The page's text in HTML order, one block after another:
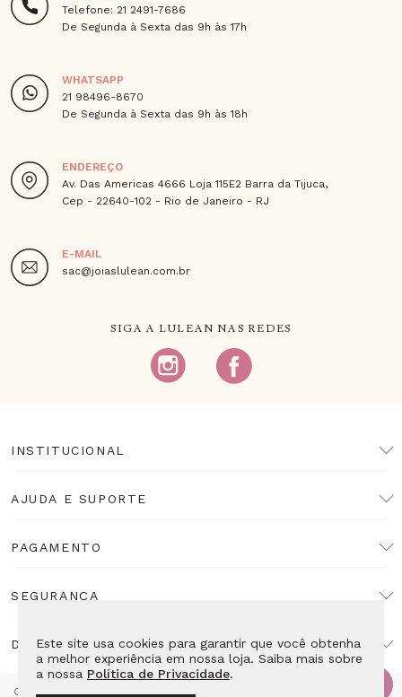
Este site usa cookies para garantir que você obtenha
a melhor experiência em nossa loja. Saiba mais sobre
a nossa Política de Privacidade.
Telefone: 21 2491-7686
De Segunda à Sexta das 9h às 17h
WHATSAPP
21 98496-8670
De Segunda à Sexta das 9h às 18h
ENDEREÇO
Av. Das Americas 4666 Loja 115E2 Barra da Tijuca,
Cep - 22640-102 - Rio de Janeiro - RJ
E-MAIL
sac@joiaslulean.com.br
SIGA A LULEAN NAS REDES
INSTITUCIONAL
AJUDA E SUPORTE
PAGAMENTO
SEGURANÇA
DESENVOLVIMENTO
Copyright Lulean. Todos os direitos reservados. Proibida reprodução